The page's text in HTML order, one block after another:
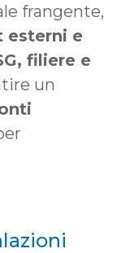
frangente,
esterni e
filiere e
un